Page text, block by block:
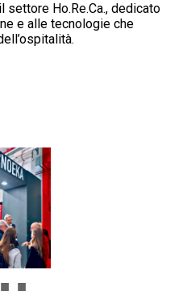
Ho.Re.Ca., dedicato
e alle tecnologie che